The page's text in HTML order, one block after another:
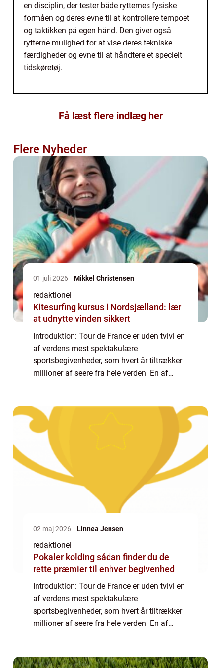
en disciplin, der tester både rytternes fysiske
formåen og deres evne til at kontrollere tempoet
og taktikken på egen hånd. Den giver også
rytterne mulighed for at vise deres tekniske
færdigheder og evne til at håndtere et specielt
tidskøretøj.
Få læst flere indlæg her
Flere Nyheder
01 juli 2026 Mikkel Christensen
redaktionel
Kitesurfing kursus i Nordsjælland: lær
at udnytte vinden sikkert
Introduktion: Tour de France er uden tvivl en
af verdens mest spektakulære
sportsbegivenheder, som hvert år tiltrækker
millioner af seere fra hele verden. En af
mod ...
02 maj 2026 Linnea Jensen
redaktionel
Pokaler kolding sådan finder du de
rette præmier til enhver begivenhed
Introduktion: Tour de France er uden tvivl en
af verdens mest spektakulære
sportsbegivenheder, som hvert år tiltrækker
millioner af seere fra hele verden. En af
mod ...